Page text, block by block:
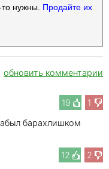
нужны. Продайте их
обновить комментарии
19 1
барахлишком
12
2